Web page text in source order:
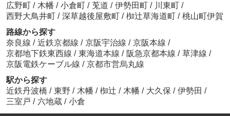
広野町 / 木幡 / 小倉町 / 莵道 / 伊勢田町 / 川東町 /
西野大鳥井町 / 深草越後屋敷町 / 椥辻草海道町 / 桃山町伊賀
路線から探す
奈良線 / 近鉄京都線 / 京阪宇治線 / 京阪本線 /
京都地下鉄東西線 / 東海道本線 / 阪急京都本線 / 草津線 /
京阪電鉄ケーブル線 / 京都市営烏丸線
駅から探す
近鉄丹波橋 / 東野 / 木幡 / 椥辻 / 木幡 / 大久保 / 伊勢田 /
三室戸 / 六地蔵 / 小倉